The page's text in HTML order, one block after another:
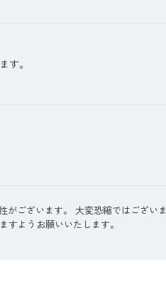
す。
ございます。 大変恐縮ではございま
すようお願いいたします。